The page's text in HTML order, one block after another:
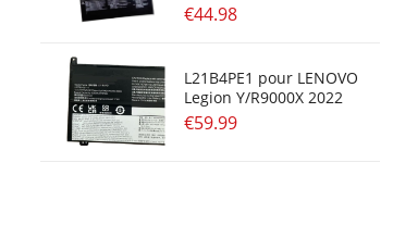
€44.98
L21B4PE1 pour LENOVO
Legion Y/R9000X 2022
€59.99